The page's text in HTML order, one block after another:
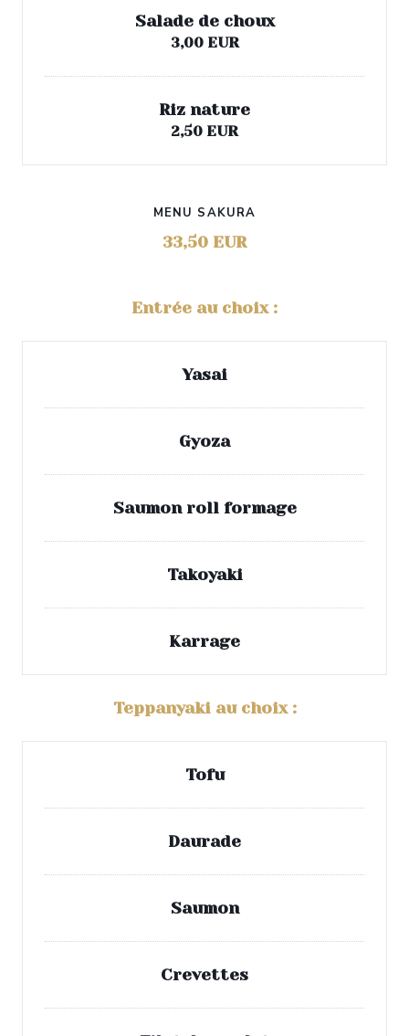
Salade de choux
3,00 EUR
Riz nature
2,50 EUR
MENU SAKURA
33,50 EUR
Entrée au choix :
Yasai
Gyoza
Saumon roll formage
Takoyaki
Karrage
Teppanyaki au choix :
Tofu
Daurade
Saumon
Crevettes